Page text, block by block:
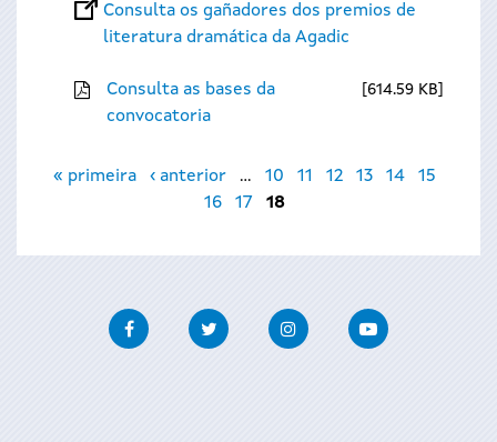
Consulta os gañadores dos premios de
literatura dramática da Agadic
Consulta as bases da
convocatoria
614.59 KB
Páxinas
« primeira ‹ anterior … 10 11 12 13 14
15
16
17 18
FacebookTwitter InstagramYoutube